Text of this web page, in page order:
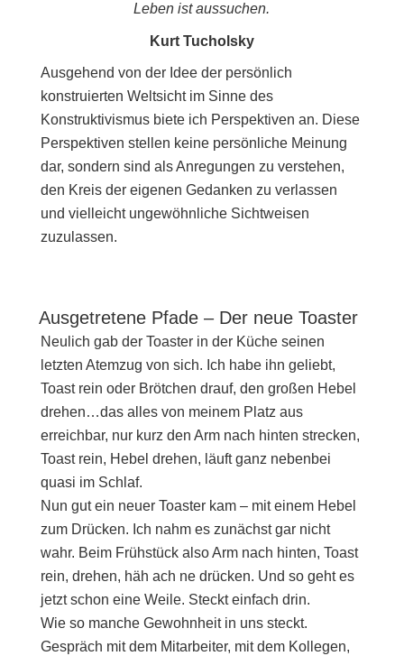
Leben ist aussuchen.
Kurt Tucholsky
Ausgehend von der Idee der persönlich
konstruierten Weltsicht im Sinne des
Konstruktivismus biete ich Perspektiven an. Diese
Perspektiven stellen keine persönliche Meinung
dar, sondern sind als Anregungen zu verstehen,
den Kreis der eigenen Gedanken zu verlassen
und vielleicht ungewöhnliche Sichtweisen
zuzulassen.
Ausgetretene Pfade – Der neue Toaster
Neulich gab der Toaster in der Küche seinen
letzten Atemzug von sich. Ich habe ihn geliebt,
Toast rein oder Brötchen drauf, den großen Hebel
drehen…das alles von meinem Platz aus
erreichbar, nur kurz den Arm nach hinten strecken,
Toast rein, Hebel drehen, läuft ganz nebenbei
quasi im Schlaf.
Nun gut ein neuer Toaster kam – mit einem Hebel
zum Drücken. Ich nahm es zunächst gar nicht
wahr. Beim Frühstück also Arm nach hinten, Toast
rein, drehen, häh ach ne drücken. Und so geht es
jetzt schon eine Weile. Steckt einfach drin.
Wie so manche Gewohnheit in uns steckt.
Gespräch mit dem Mitarbeiter, mit dem Kollegen,